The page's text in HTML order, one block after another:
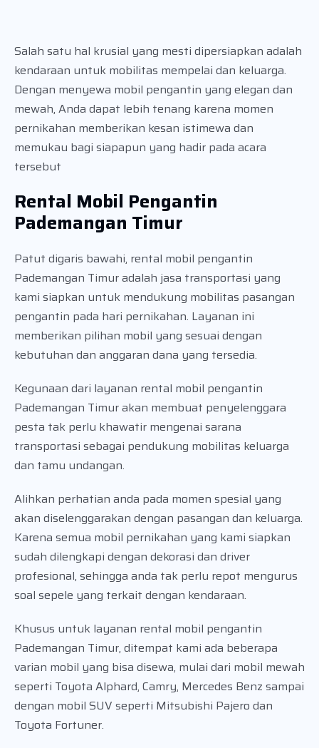
Salah satu hal krusial yang mesti dipersiapkan adalah
kendaraan untuk mobilitas mempelai dan keluarga.
Dengan menyewa mobil pengantin yang elegan dan
mewah, Anda dapat lebih tenang karena momen
pernikahan memberikan kesan istimewa dan
memukau bagi siapapun yang hadir pada acara
tersebut
Rental Mobil Pengantin
Pademangan Timur
Patut digaris bawahi, rental mobil pengantin
Pademangan Timur adalah jasa transportasi yang
kami siapkan untuk mendukung mobilitas pasangan
pengantin pada hari pernikahan. Layanan ini
memberikan pilihan mobil yang sesuai dengan
kebutuhan dan anggaran dana yang tersedia.
Kegunaan dari layanan rental mobil pengantin
Pademangan Timur akan membuat penyelenggara
pesta tak perlu khawatir mengenai sarana
transportasi sebagai pendukung mobilitas keluarga
dan tamu undangan.
Alihkan perhatian anda pada momen spesial yang
akan diselenggarakan dengan pasangan dan keluarga.
Karena semua mobil pernikahan yang kami siapkan
sudah dilengkapi dengan dekorasi dan driver
profesional, sehingga anda tak perlu repot mengurus
soal sepele yang terkait dengan kendaraan.
Khusus untuk layanan rental mobil pengantin
Pademangan Timur, ditempat kami ada beberapa
varian mobil yang bisa disewa, mulai dari mobil mewah
seperti Toyota Alphard, Camry, Mercedes Benz sampai
dengan mobil SUV seperti Mitsubishi Pajero dan
Toyota Fortuner.